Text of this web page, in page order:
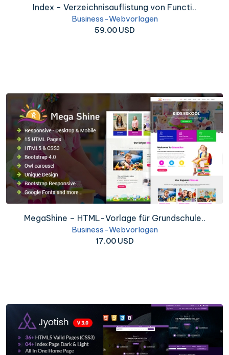
Index - Verzeichnisauflistung von Functi..
Business-Webvorlagen
59.00 USD
MegaShine – HTML-Vorlage für Grundschule..
Business-Webvorlagen
17.00 USD